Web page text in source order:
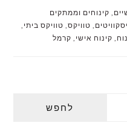
, קינוחים וממתקים
, טוויקס, טוויקס ביתי ,
, קינוח אישי , קרמל